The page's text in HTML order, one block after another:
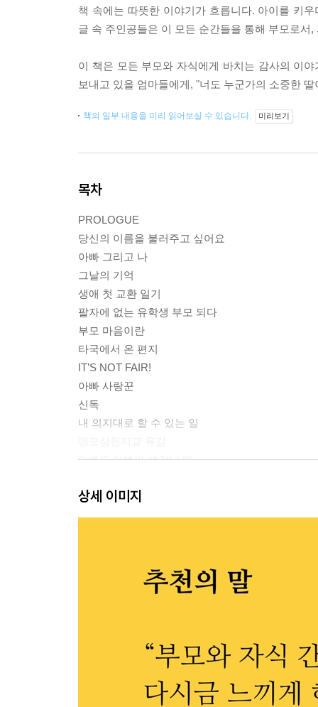
책 속에는 따뜻한 이야기가 흐릅니다. 아이를 키
글 속 주인공들은 이 모든 순간들을 통해 부모로
이 책은 모든 부모와 자식에게 바치는 감사의 이
보내고 있을 엄마들에게, "너도 누군가의 소중한
책의 일부 내용을 미리 읽어보실 수 있습니다. 미리보기
목차
PROLOGUE
당신의 이름을 불러주고 싶어요
아빠 그리고 나
그날의 기억
생애 첫 교환 일기
팔자에 없는 유학생 부모 되다
부모 마음이란
타국에서 온 편지
IT’S NOT FAIR!
아빠 사랑꾼
신독
내 의지대로 할 수 있는 일
아빠도 아빠가 생각날 때
사주 볼 때마다 듣는 말
터널
법도를 아는 개
우연이 곧 필연
불감청 고소원(不敢請 固所願)이거늘
상세 이미지